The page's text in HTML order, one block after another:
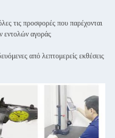
τις προσφορές που παρέχονται
εντολών αγοράς
από λεπτομερείς εκθέσεις